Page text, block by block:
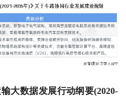
大数据发展行动纲要(2020-